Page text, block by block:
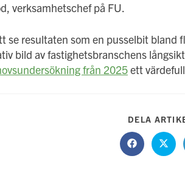
verksamhetschef på FU.
se resultaten som en pusselbit bland
bild av fastighetsbranschens
från 2025ett
DELA
Öppnas
i i